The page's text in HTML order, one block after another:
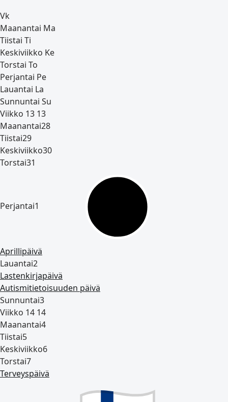
Vk
Maanantai Ma
Tiistai Ti
Keskiviikko Ke
Torstai To
Perjantai Pe
Lauantai La
Sunnuntai Su
Viikko 13 13
Maanantai28
Tiistai29
Keskiviikko30
Torstai31
Perjantai1
Aprillipäivä
Lauantai2
Lastenkirjapäivä
Autismitietoisuuden päivä
Sunnuntai3
Viikko 14 14
Maanantai4
Tiistai5
Keskiviikko6
Torstai7
Terveyspäivä